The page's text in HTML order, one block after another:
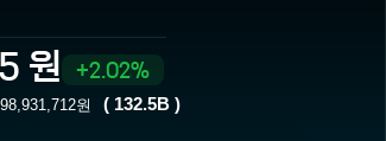
원 2.02%
원 ( 132.5B )